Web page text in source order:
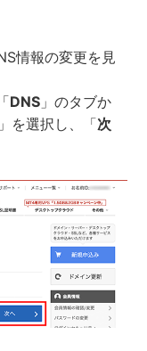
情報の変更を見
DNS 」のタブか
」を選択し、「次